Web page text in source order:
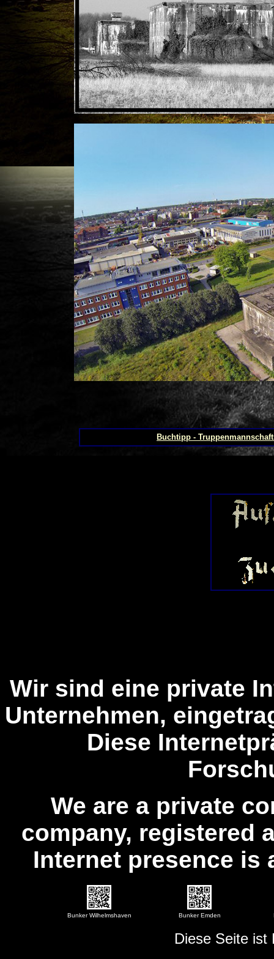
Buchtipp -
Wir sind eine private
Unternehmen,
Diese
We are a private
company, registered
Internet presence is
Bunker Wilhelmshaven Bunker Emden
Diese Seite ist